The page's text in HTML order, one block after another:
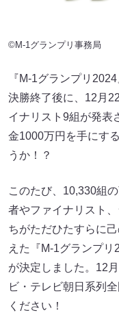
©M-1グランプリ事務局
『M-1グランプリ
決勝終了後に、12月
イナリスト9組が発表
金1000万円を手にす
うか！？
このたび、10,330組
者やファイナリスト
ちがただひたすらに
えた『M-1グランプ
が決定しました。12
ビ・テレビ朝日系列
ください！